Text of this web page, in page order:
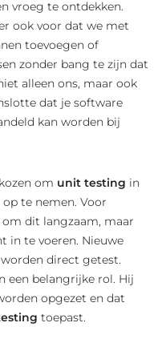
vroeg te ontdekken.
ook voor dat we met
toevoegen of
zonder bang te zijn dat
alleen ons, maar ook
dat je software
kan worden bij
om unit testing in
te nemen. Voor
dit langzaam, maar
in te voeren. Nieuwe
direct getest.
een belangrijke rol. Hij
opgezet en dat
toepast.